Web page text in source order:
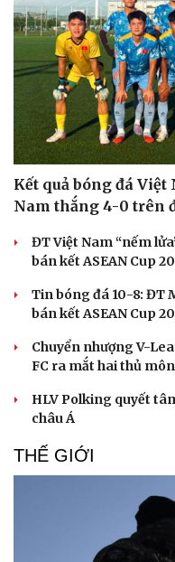
Kết quả bóng đá Việt
Nam thắng 4-0 trên
ĐT Việt Nam “nếm
bán kết ASEAN Cup
Tin bóng đá 10-8: ĐT
bán kết ASEAN Cup
Chuyển nhượng V-
FC ra mắt hai thủ môn
HLV Polking quyết
châu Á
THẾ GIỚI